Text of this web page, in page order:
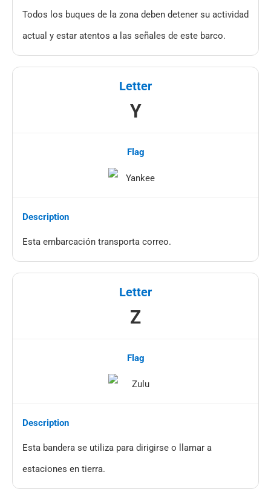
Todos los buques de la zona deben detener su actividad
actual y estar atentos a las señales de este barco.
Y
Esta embarcación transporta correo.
Z
Esta bandera se utiliza para dirigirse o llamar a
estaciones en tierra.